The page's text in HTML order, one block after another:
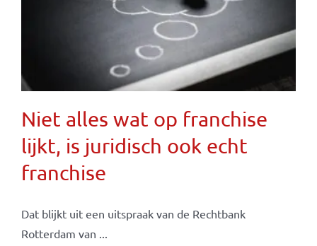
Niet alles wat op franchise
lijkt, is juridisch ook echt
franchise
Dat blijkt uit een uitspraak van de Rechtbank
Rotterdam van ...